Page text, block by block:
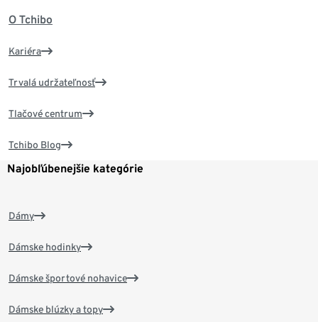
O Tchibo
Kariéra
Trvalá udržateľnosť
Tlačové centrum
Tchibo Blog
Najobľúbenejšie kategórie
Dámy
Dámske hodinky
Dámske športové nohavice
Dámske blúzky a topy